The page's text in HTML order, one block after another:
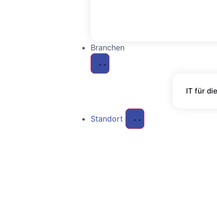
Netzwerksicherheit
Branchen
IT für
Standort